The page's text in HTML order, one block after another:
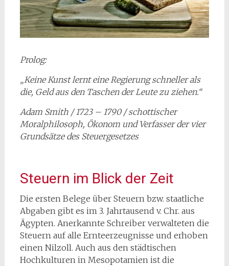
Prolog:
„Keine Kunst lernt eine Regierung schneller als
die, Geld aus den Taschen der Leute zu ziehen.“
Adam Smith / 1723 – 1790 / schottischer
Moralphilosoph, Ökonom und Verfasser der vier
Grundsätze des Steuergesetzes
Steuern im Blick der Zeit
Die ersten Belege über Steuern bzw. staatliche
Abgaben gibt es im 3. Jahrtausend v. Chr. aus
Ägypten. Anerkannte Schreiber verwalteten die
Steuern auf alle Ernteerzeugnisse und erhoben
einen Nilzoll. Auch aus den städtischen
Hochkulturen in Mesopotamien ist die